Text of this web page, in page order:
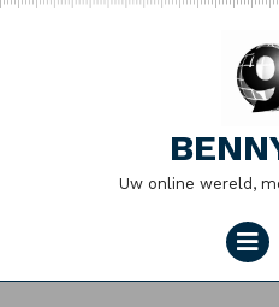
Naar
Uw online wereld,